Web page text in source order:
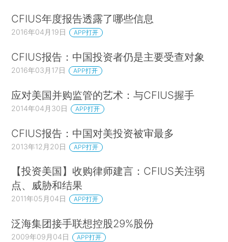
CFIUS年度报告透露了哪些信息
2016年04月19日 APP打开
CFIUS报告：中国投资者仍是主要受查对象
2016年03月17日 APP打开
应对美国并购监管的艺术：与CFIUS握手
2014年04月30日 APP打开
CFIUS报告：中国对美投资被审最多
2013年12月20日 APP打开
【投资美国】收购律师建言：CFIUS关注弱
点、威胁和结果
2011年05月04日 APP打开
泛海集团接手联想控股29%股份
2009年09月04日 APP打开